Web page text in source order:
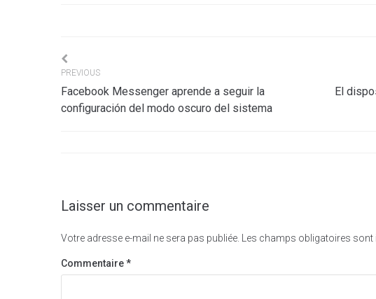
Navigation
de
PREVIOUS
Facebook Messenger aprende a seguir la
configuración del modo oscuro del sistema
El
Laisser un commentaire
Votre adresse e-mail ne sera pas publiée. Les champs obligatoires sont
Commentaire*